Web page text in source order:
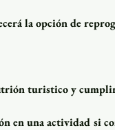
la opción de
turistico y
en una actividad si